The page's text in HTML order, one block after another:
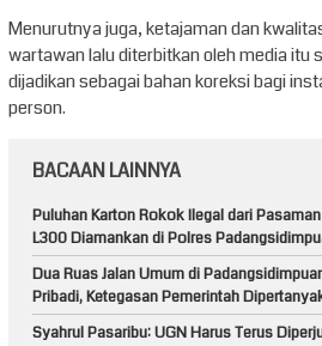
Menurutnya juga, ketajaman dan
wartawan lalu diterbitkan oleh media itu
dijadikan sebagai bahan koreksi bagi
person.
BACAAN LAINNYA
Puluhan Karton Rokok Ilegal dari
L300 Diamankan di Polres
Dua Ruas Jalan Umum di
Pribadi, Ketegasan Pemerintah
Syahrul Pasaribu: UGN Harus Terus